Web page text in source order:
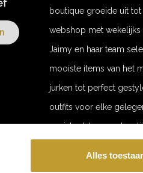
Alles
boutique groeide uit
webshop met wekelijks
Jaimy en haar team
mooiste items van het
jurken tot perfect
outfits voor elke
socials delen we